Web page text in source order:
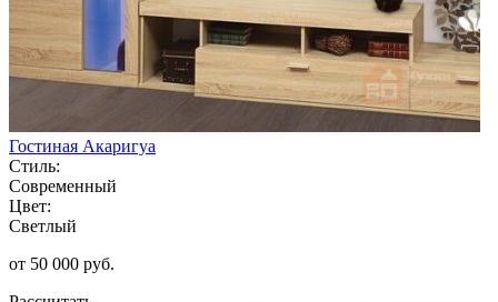
Гостиная Акаригуа
Стиль:
Современный
Цвет:
Светлый
от 50 000 руб.